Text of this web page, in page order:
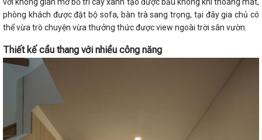
phòng khách được đặt bộ sofa, bàn trà sang trọng, tại đây gia chủ có
thể vừa trò chuyện vừa thưởng thức được view ngoài trời sân vườn.
Thiết kế cầu thang với nhiều công năng